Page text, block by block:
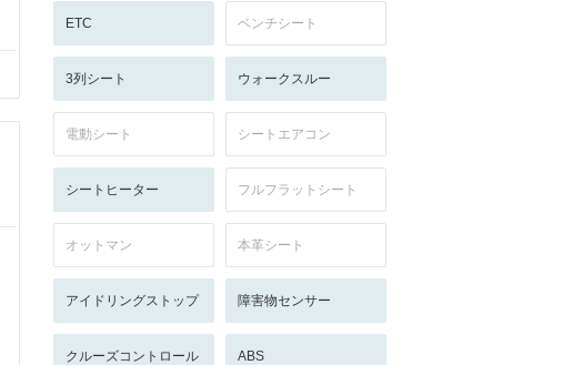
ETC ベンチシート
3列シート ウォークスルー
電動シート シートエアコン
シートヒーター フルフラットシート
オットマン 本革シート
アイドリングストップ 障害物センサー
クルーズコントロール ABS